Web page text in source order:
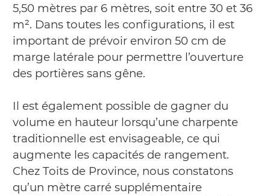
5,50 mètres par 6 mètres, soit entre 30 et 36
m². Dans toutes les configurations, il est
important de prévoir environ 50 cm de
marge latérale pour permettre l’ouverture
des portières sans gêne.
Il est également possible de gagner du
volume en hauteur lorsqu’une charpente
traditionnelle est envisageable, ce qui
augmente les capacités de rangement.
Chez Toits de Province, nous constatons
qu’un mètre carré supplémentaire